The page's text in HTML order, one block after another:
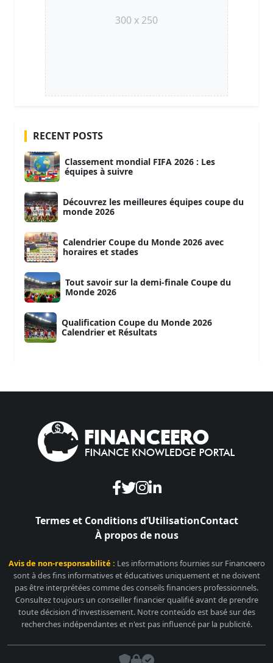
300 x 250
RECENT POSTS
Classement mondial FIFA 2026 : Les
équipes à suivre
Découvrez les meilleures équipes coupe du
monde 2026
Calendrier Coupe du Monde 2026 avec
horaires et stades
Tout savoir sur la demi-finale Coupe du
Monde 2026
Qualification Coupe du Monde 2026
Calendrier et Résultats
Termes et Conditions d’UtilisationContact
À propos de nous
Avis de non-responsabilité : Les informations fournies sur Financeero
sont à des fins informatives et éducatives uniquement et ne doivent
pas être interprétées comme des conseils financiers professionnels.
Consultez toujours un conseiller financier qualifié avant de prendre
toute décision d'investissement. Notre conteúdo est basé sur des
recherches indépendantes et n'est pas influencé par la publicité.